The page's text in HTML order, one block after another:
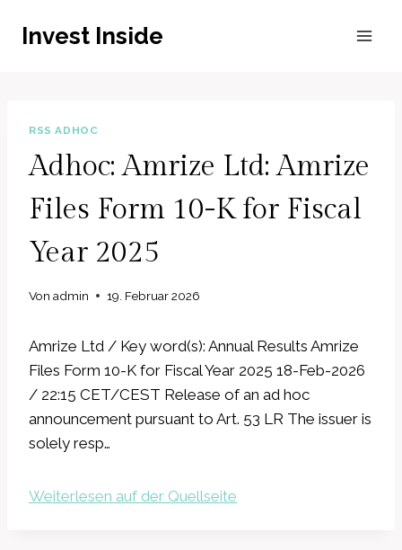
InhaltInvest Inside
RSS ADHOC
Adhoc: Amrize Ltd: Amrize
Files Form 10-K for Fiscal
Year 2025
Von admin 19. Februar 2026
Amrize Ltd / Key word(s): Annual Results Amrize
Files Form 10-K for Fiscal Year 2025 18-Feb-2026
/ 22:15 CET/CEST Release of an ad hoc
announcement pursuant to Art. 53 LR The issuer is
solely resp…
Weiterlesen auf der Quellseite